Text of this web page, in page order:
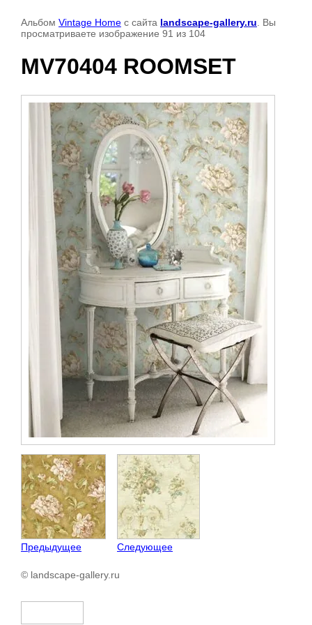
Альбом Vintage Home с сайта landscape-gallery.ru . Вы
просматриваете изображение 91 из 104
MV70404 ROOMSET
Предыдущее Следующее
© landscape-gallery.ru